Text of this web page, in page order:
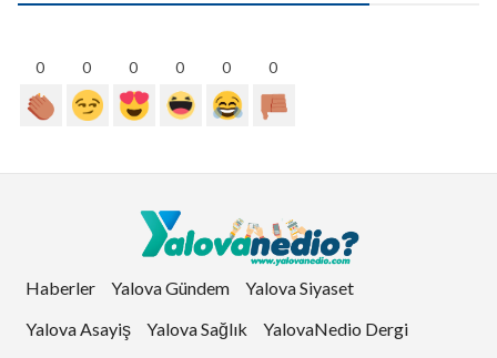
0 0 0 0 0 0
Haberler Yalova Gündem
Yalova Siyaset
Yalova Asayiş
Yalova Sağlık YalovaNedio Dergi